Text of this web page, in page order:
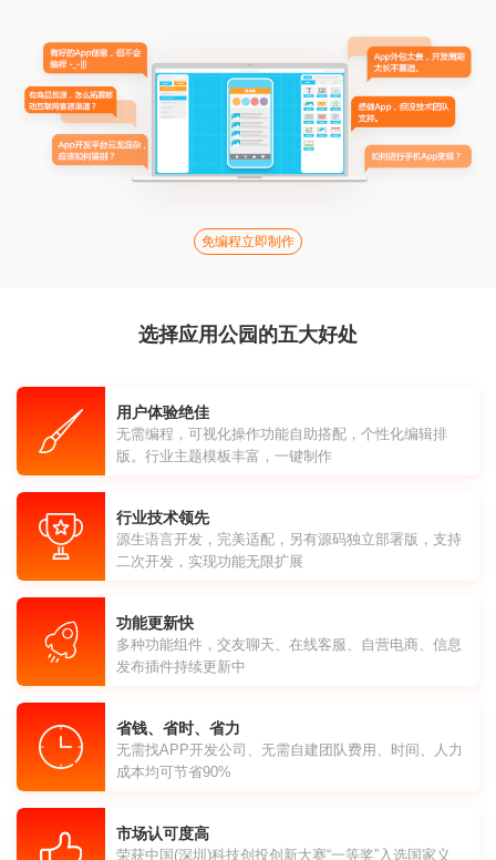
免编程立即制作
选择应用公园的五大好处
用户体验绝佳
无需编程，可视化操作功能自助搭配，个性化编辑排
版。行业主题模板丰富，一键制作
行业技术领先
源生语言开发，完美适配，另有源码独立部署版，支持
二次开发，实现功能无限扩展
功能更新快
多种功能组件，交友聊天、在线客服、自营电商、信息
发布插件持续更新中
省钱、省时、省力
无需找APP开发公司、无需自建团队费用、时间、人力
成本均可节省90%
市场认可度高
荣获中国(深圳)科技创投创新大赛“一等奖”入选国家义